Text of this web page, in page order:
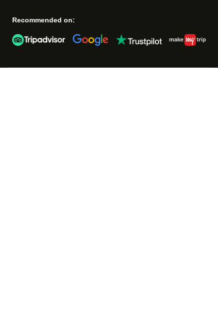
Recommended on: